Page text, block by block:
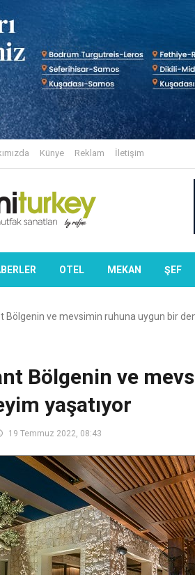
Künye Reklam İletişim
OTEL MEKAN ŞEF
Bölgenin ve mevsimin ruhuna uygun bir
Bölgenin ve
yaşatıyor
19 Temmuz 2022, 08:43